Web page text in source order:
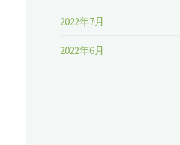
2022年7月
2022年6月